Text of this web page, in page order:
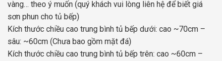
vàng… theo ý muốn (quý khách vui lòng liên hệ để biết giá
sơn phun cho tủ bếp)
Kích thước chiều cao trung bình tủ bếp dưới: cao ~70cm –
sâu: ~60cm (Chưa bao gồm mặt đá)
Kích thước chiều cao trung bình tủ bếp trên: cao ~60cm –